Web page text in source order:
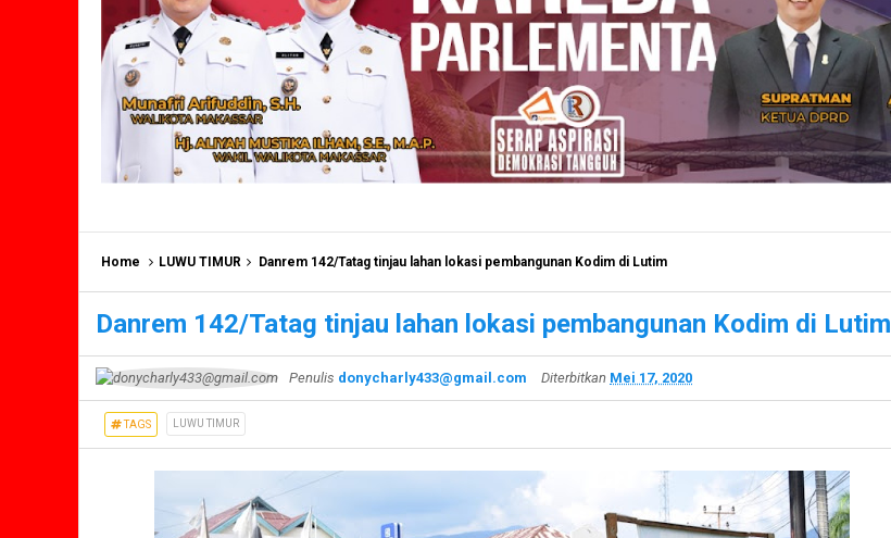
Home LUWU TIMUR Danrem 142/Tatag tinjau lahan lokasi pembangunan Kodim di Lutim
Danrem 142/Tatag tinjau lahan lokasi pembangunan Kodim di Lutim
Penulis donycharly433@gmail.com Diterbitkan Mei 17, 2020
TAGS LUWU TIMUR